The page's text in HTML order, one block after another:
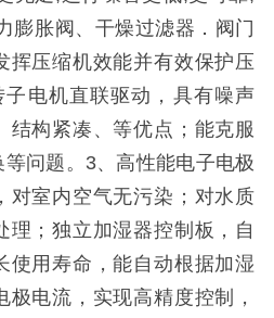
膨胀阀、干燥过滤器．阀门
挥压缩机效能并有效保护压
电机直联驱动，具有噪声
结构紧凑、等优点；能克服
问题。3、高性能电子电极
对室内空气无污染；对水质
理；独立加湿器控制板，自
使用寿命，能自动根据加湿
电流，实现高精度控制，